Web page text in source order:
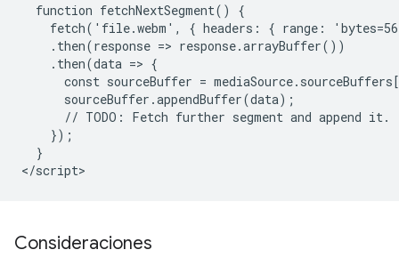
  function fetchNextSegment() {
fetch('file.webm', { headers: { range:
    .then(response => response.arrayBuffer())
    .then(data => {
const sourceBuffer =
      sourceBuffer.appendBuffer(data);
      // TODO: Fetch further segment and append it.
    });
  }
Consideraciones